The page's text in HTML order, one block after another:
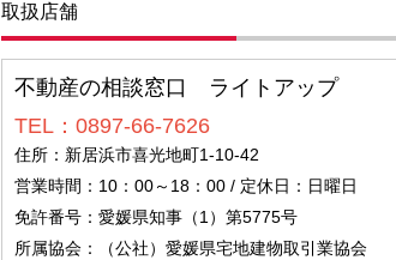
取扱店舗
不動産の相談窓口 ライトアップ
TEL：0897-66-7626
住所：新居浜市喜光地町1-10-42
営業時間：10：00～18：00 / 定休日：日曜日
免許番号：愛媛県知事（1）第5775号
所属協会：（公社）愛媛県宅地建物取引業協会